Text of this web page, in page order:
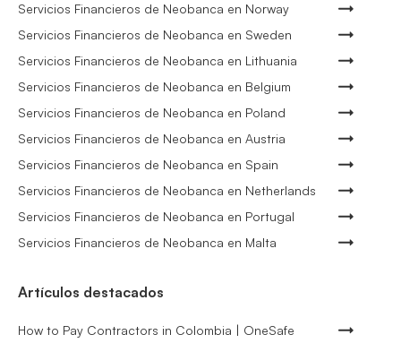
Servicios Financieros de Neobanca en Norway
Servicios Financieros de Neobanca en Sweden
Servicios Financieros de Neobanca en Lithuania
Servicios Financieros de Neobanca en Belgium
Servicios Financieros de Neobanca en Poland
Servicios Financieros de Neobanca en Austria
Servicios Financieros de Neobanca en Spain
Servicios Financieros de Neobanca en Netherlands
Servicios Financieros de Neobanca en Portugal
Servicios Financieros de Neobanca en Malta
Artículos destacados
How to Pay Contractors in Colombia | OneSafe